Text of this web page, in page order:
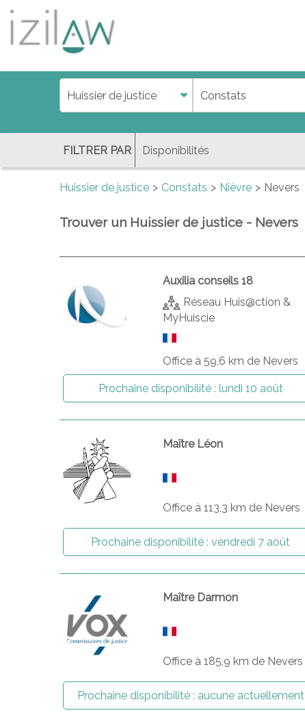
jdadi
fl
FILTRER PAR
Huissier de justice Constats Nièvre Nevers
Trouver un Huissier de justice - Nevers
Auxilia conseils 18
Réseau Huis@ction &
MyHuiscie
Office à 59,6 km de Nevers
Prochaine disponibilité : lundi 10 août
Maître Léon
Office à 113,3 km de Nevers
Prochaine disponibilité :vendredi 7 août
Maître Darmon
Office à 185,9 km de Nevers
Prochaine disponibilité : aucune actuellement